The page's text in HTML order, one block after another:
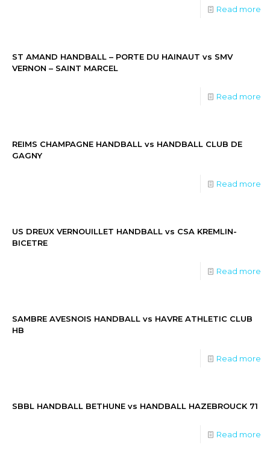
Read more
ST AMAND HANDBALL – PORTE DU HAINAUT vs SMV
VERNON – SAINT MARCEL
Read more
REIMS CHAMPAGNE HANDBALL vs HANDBALL CLUB DE
GAGNY
Read more
US DREUX VERNOUILLET HANDBALL vs CSA KREMLIN-
BICETRE
Read more
SAMBRE AVESNOIS HANDBALL vs HAVRE ATHLETIC CLUB
HB
Read more
SBBL HANDBALL BETHUNE vs HANDBALL HAZEBROUCK 71
Read more